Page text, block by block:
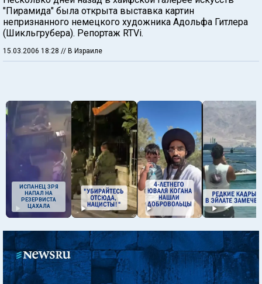
"Пирамида" была открыта выставка картин
непризнанного немецкого художника Адольфа Гитлера
(Шикльгрубера). Репортаж RTVi.
15.03.2006 18:28 // В Израиле
ИСПАНЕЦ ЗРЯ
НАПАЛ НА
РЕЗЕРВИСТА
ЦАХАЛА